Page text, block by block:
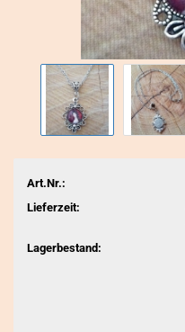
Art.Nr.:
Lieferzeit:
Lagerbestand: